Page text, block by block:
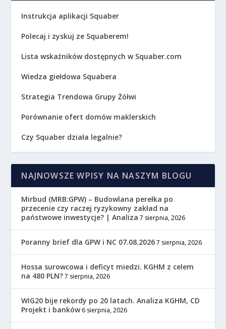
Instrukcja aplikacji Squaber
Polecaj i zyskuj ze Squaberem!
Lista wskaźników dostępnych w Squaber.com
Wiedza giełdowa Squabera
Strategia Trendowa Grupy Żółwi
Porównanie ofert domów maklerskich
Czy Squaber działa legalnie?
NAJNOWSZE WPISY NA NASZYM BLOGU
Mirbud (MRB:GPW) – Budowlana perełka po
przecenie czy raczej ryzykowny zakład na
państwowe inwestycje? | Analiza 7 sierpnia, 2026
Poranny brief dla GPW i NC 07.08.2026 7 sierpnia, 2026
Hossa surowcowa i deficyt miedzi. KGHM z celem
na 480 PLN? 7 sierpnia, 2026
WIG20 bije rekordy po 20 latach. Analiza KGHM, CD
Projekt i banków 6 sierpnia, 2026